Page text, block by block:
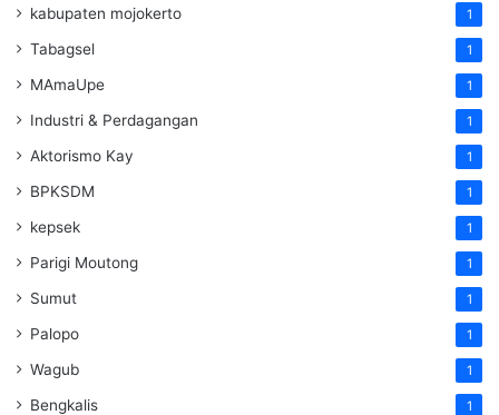
kabupaten mojokerto 1
Tabagsel 1
MAmaUpe 1
Industri & Perdagangan 1
Aktorismo Kay 1
BPKSDM 1
kepsek 1
Parigi Moutong 1
Sumut 1
Palopo 1
Wagub 1
Bengkalis 1